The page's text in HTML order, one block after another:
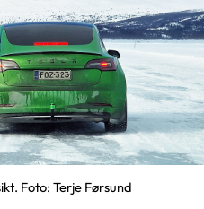
Foto: Terje Førsund